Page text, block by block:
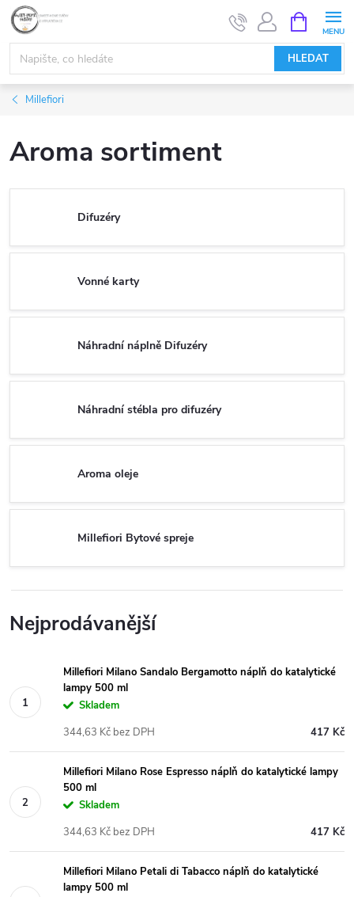
Přejít
obsah
HLEDAT
NÁKUPNÍ
KOŠÍK
Millefiori
Aroma sortiment
Difuzéry
Vonné karty
Náhradní náplně Difuzéry
Náhradní stébla pro difuzéry
Aroma oleje
Millefiori Bytové spreje
Nejprodávanější
Millefiori Milano Sandalo Bergamotto náplň do katalytické
lampy 500 ml
Skladem
417 Kč
344,63 Kč bez DPH
Millefiori Milano Rose Espresso náplň do katalytické lampy
500 ml
Skladem
417 Kč
344,63 Kč bez DPH
Millefiori Milano Petali di Tabacco náplň do katalytické
lampy 500 ml